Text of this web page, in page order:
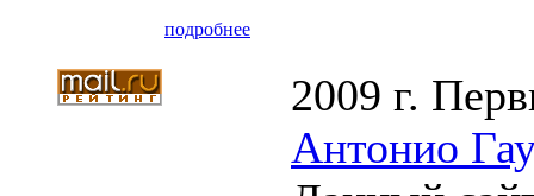
подробнее
2009 г.
Антонио